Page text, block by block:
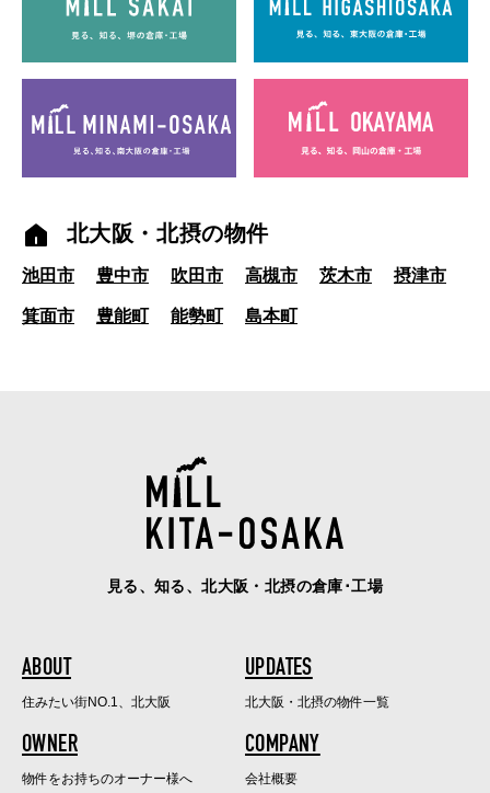
北大阪・北摂の物件
池田市 豊中市 吹田市 高槻市 茨木市 摂津市
箕面市 豊能町 能勢町 島本町
見る、知る、北大阪・北摂の倉庫･工場
ABOUT
住みたい街NO.1、北大阪
UPDATES
北大阪・北摂の物件一覧
OWNER
物件をお持ちのオーナー様へ
COMPANY
会社概要